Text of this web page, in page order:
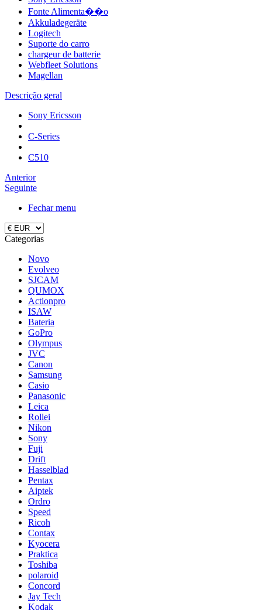
Fonte Alimenta��o
Akkuladegeräte
Logitech
Suporte do carro
chargeur de batterie
Webfleet Solutions
Magellan
Descrição geral
Sony Ericsson
C-Series
C510
Anterior
Seguinte
Fechar menu
Categorias
Novo
Evolveo
SJCAM
QUMOX
Actionpro
ISAW
Bateria
GoPro
Olympus
JVC
Canon
Samsung
Casio
Panasonic
Leica
Rollei
Nikon
Sony
Fuji
Drift
Hasselblad
Pentax
Aiptek
Ordro
Speed
Ricoh
Contax
Kyocera
Praktica
Toshiba
polaroid
Concord
Jay Tech
Kodak